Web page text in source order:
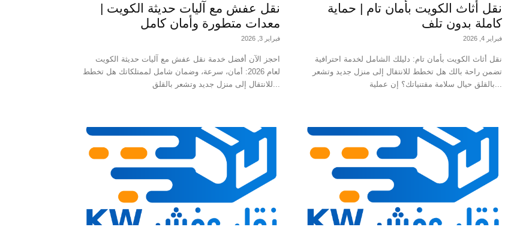
نقل أثاث الكويت بأمان تام | حماية
كاملة بدون تلف
فبراير 4, 2026
نقل أثاث الكويت بأمان تام: دليلك الشامل لخدمة احترافية
تضمن راحة بالك هل تخطط للانتقال إلى منزل جديد وتشعر
نقل عفش مع آليات حديثة الكويت |
معدات متطورة وأمان كامل
فبراير 3, 2026
احجز الآن أفضل خدمة نقل عفش مع آليات حديثة الكويت
لعام 2026: أمان، سرعة، وضمان شامل لممتلكاتك هل تخطط